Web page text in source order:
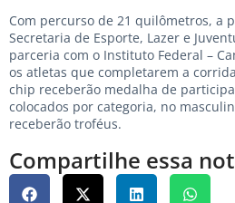
Com percurso de 21 quilômetros, a
Secretaria de Esporte, Lazer e
parceria com o Instituto Federal –
os atletas que completarem a
chip receberão medalha de
colocados por categoria, no
receberão troféus.
Compartilhe essa